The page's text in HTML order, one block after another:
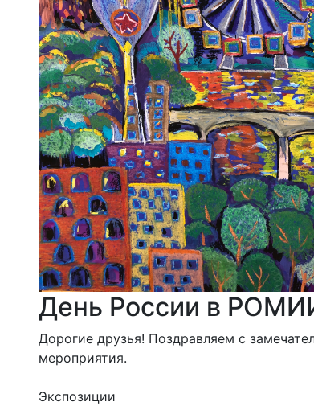
День России в
Дорогие друзья! Поздравляем с
мероприятия.
Экспозиции